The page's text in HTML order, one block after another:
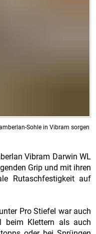
Sohle in Vibram sorgen
Vibram Darwin WL
Grip und mit ihren
Rutaschfestigkeit auf
Pro Stiefel war auch
beim Klettern als auch